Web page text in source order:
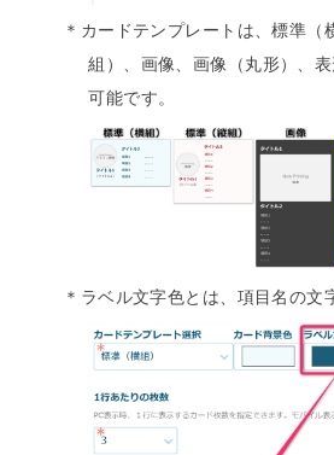
＊カードテンプレートは、標準（
組）、画像、画像（丸形）、
可能です。
＊ラベル文字色とは、項目名の文